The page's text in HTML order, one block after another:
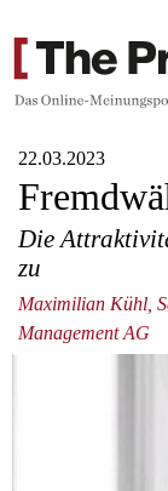
22.03.2023
Die
zu
Maximilian Kühl,
Management AG